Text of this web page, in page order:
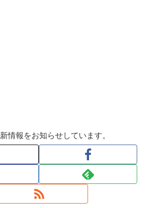
情報をお知らせしています。